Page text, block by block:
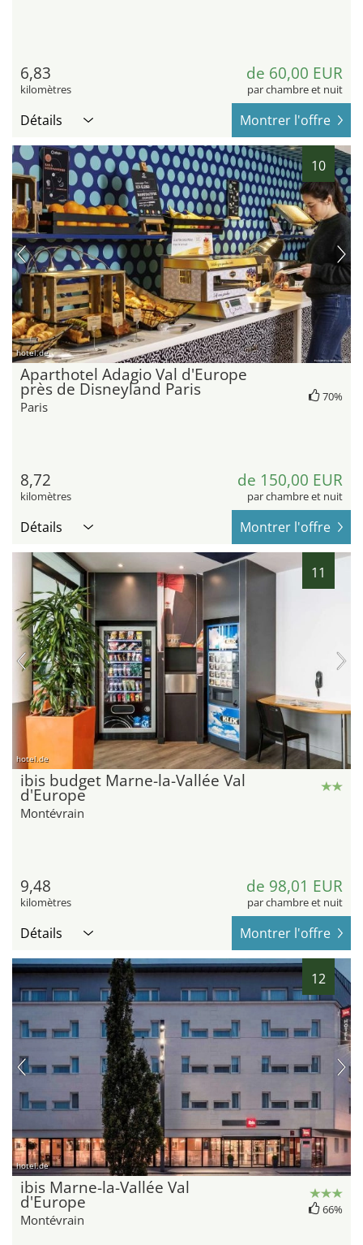
6,83
kilomètres
de 60,00 EUR
par chambre et nuit
Détails Montrer l'offre
10
hotel.de
Aparthotel Adagio Val d'Europe
près de Disneyland Paris
Paris
70%
8,72
kilomètres
de 150,00 EUR
par chambre et nuit
Détails Montrer l'offre
11
hotel.de
ibis budget Marne-la-Vallée Val
d'Europe
Montévrain
9,48
kilomètres
de 98,01 EUR
par chambre et nuit
Détails Montrer l'offre
12
hotel.de
ibis Marne-la-Vallée Val
d'Europe
Montévrain
66%